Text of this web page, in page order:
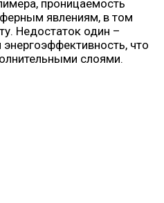
проницаемость
явлениям, в том
Недостаток один –
энергоэффективность, что
слоями.